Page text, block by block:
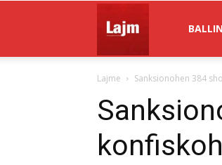
Lajm
Lajme Sanksionohen 384